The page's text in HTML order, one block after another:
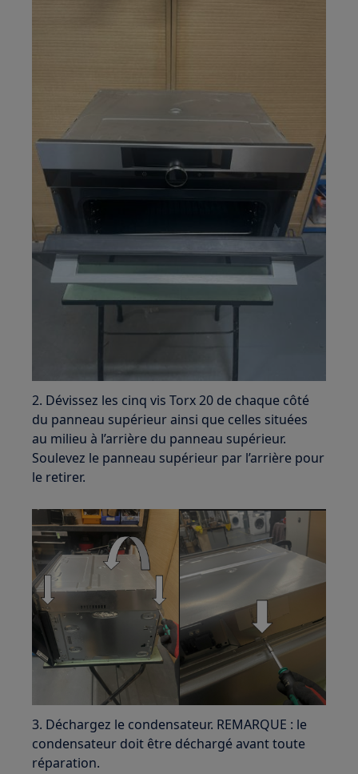
2. Dévissez les cinq vis Torx 20 de chaque côté
du panneau supérieur ainsi que celles situées
au milieu à l’arrière du panneau supérieur.
Soulevez le panneau supérieur par l’arrière pour
le retirer.
3. Déchargez le condensateur. REMARQUE : le
condensateur doit être déchargé avant toute
réparation.